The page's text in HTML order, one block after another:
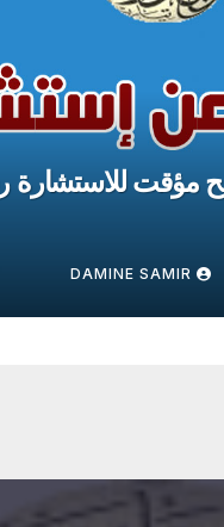
واستشارات
عن منح مؤقت
2026-
DAMINE SAMIR